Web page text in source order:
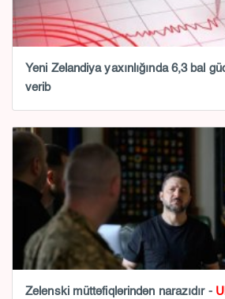
Yeni Zelandiya yaxınlığında 6,3 bal
verib
Zelenski müttəfiqlərindən narazıdır -